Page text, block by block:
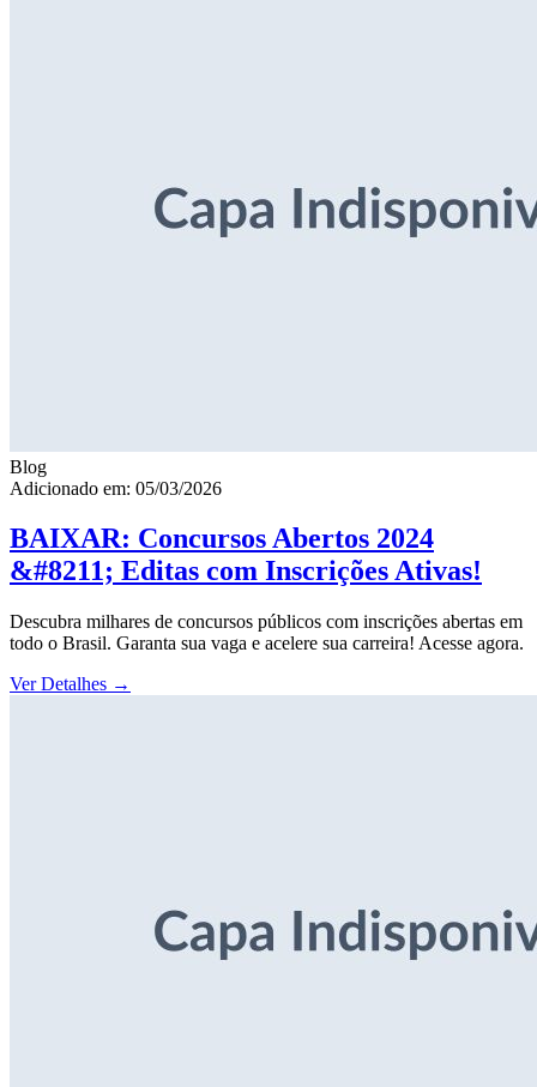
Blog
Adicionado em: 05/03/2026
BAIXAR: Concursos Abertos 2024
&#8211; Editas com Inscrições Ativas!
Descubra milhares de concursos públicos com inscrições abertas em
todo o Brasil. Garanta sua vaga e acelere sua carreira! Acesse agora.
Ver Detalhes →